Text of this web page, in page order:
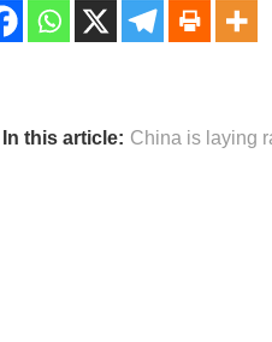
In this article: China is laying